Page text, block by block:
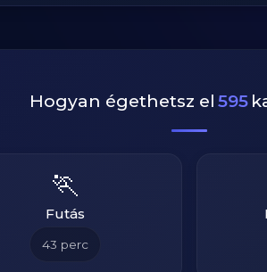
Hogyan égethetsz el 595
🏃
Futás
43 perc